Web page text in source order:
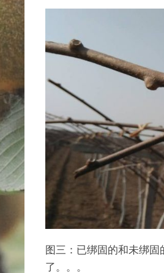
图三：已绑固的和未绑
了。。。